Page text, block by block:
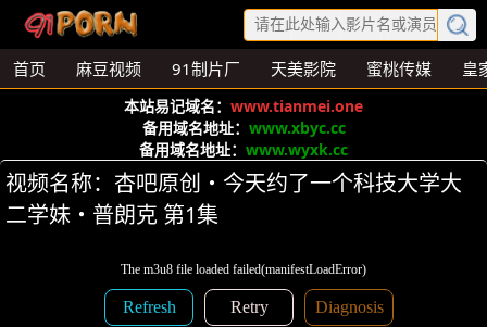
首页 麻豆视频 91制片厂 天美影院 蜜桃传媒 皇
本站易记域名： www.tianmei.one
备用域名地址： www.xbyc.cc
备用域名地址： www.wyxk.cc
视频名称：杏吧原创・今天约了一个科技大学大
二学妹・普朗克 第1集